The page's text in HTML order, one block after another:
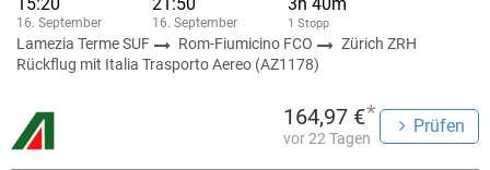
16. September 16. September 1 Stopp
Lamezia Terme SUF Rom-Fiumicino FCO
Zürich ZRH
Rückflug mit Italia Trasporto Aereo (AZ1178)
164,97 €*
vor 22 Tagen
Prüfen